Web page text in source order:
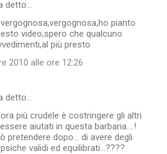
detto…
pianto
video,spero che qualcuno
più presto
2010 alle ore 12:26
detto…
più crudele è costringere gli altri
aiutati in questa barbaria....!
pretendere dopo... di avere degli
validi ed equilibrati...????